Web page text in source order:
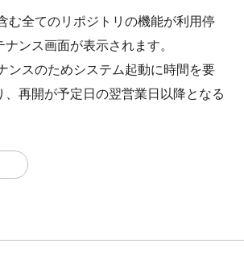
む全てのリポジトリの機能が利用停
ナンス画面が表示されます。
ンスのためシステム起動に時間を要
、再開が予定日の翌営業日以降となる